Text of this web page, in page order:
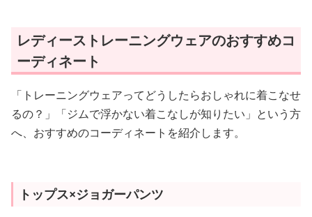
ーディネート
「トレーニングウェアってどうしたらおしゃれに着こなせ
るの？」「ジムで浮かない着こなしが知りたい」という方
へ、おすすめのコーディネートを紹介します。
ジョガーパンツは裾にリブが付いた、ゆったりとしたシル